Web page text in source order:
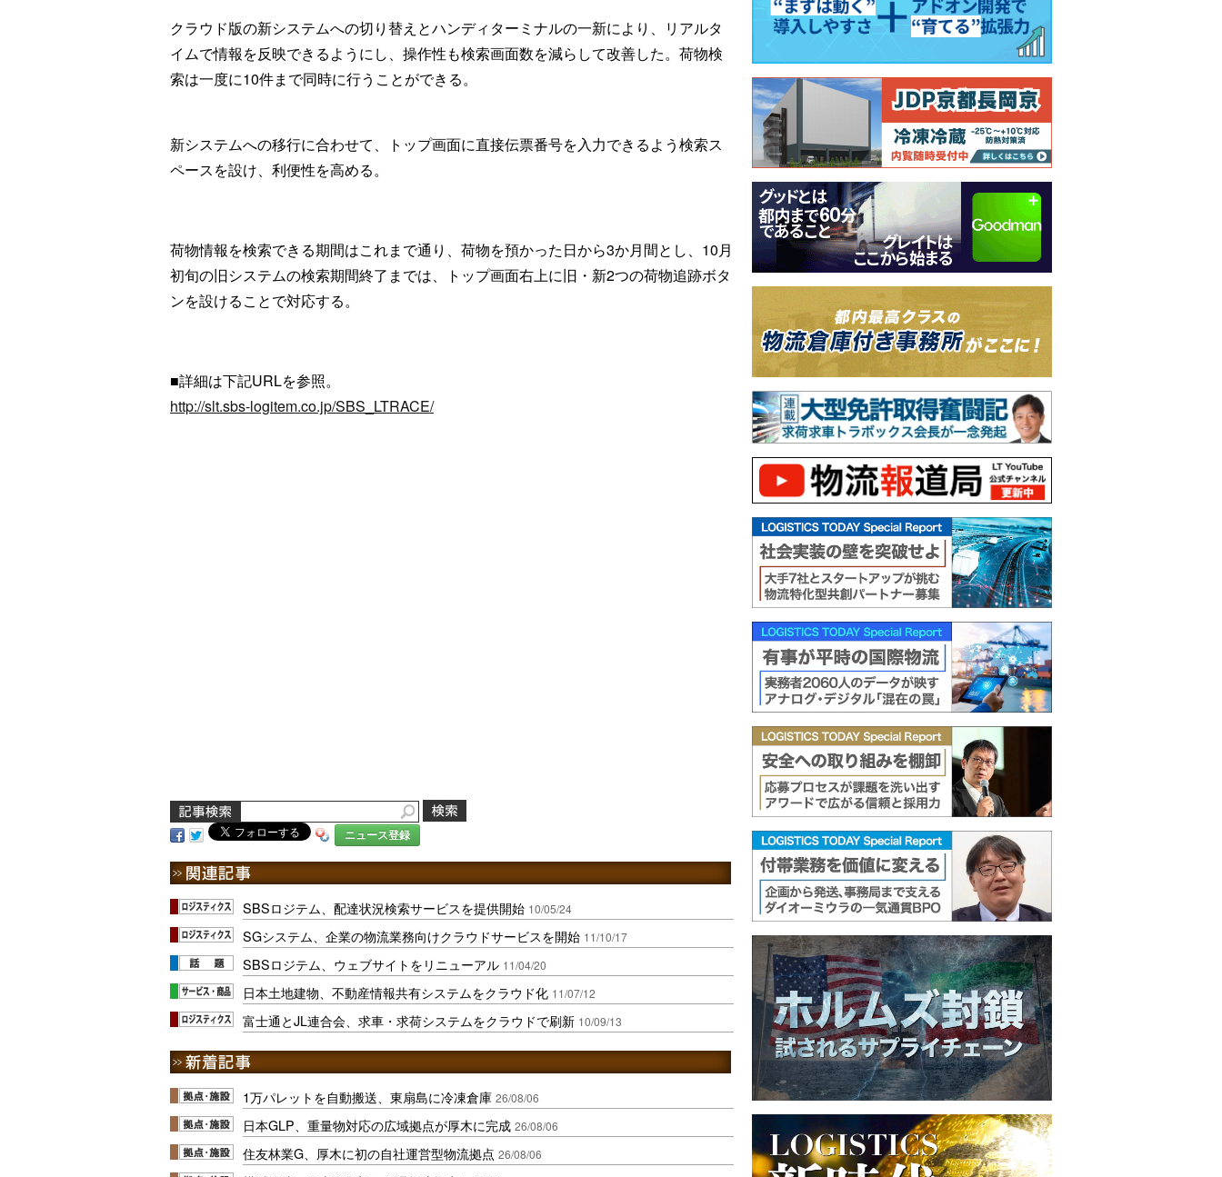
クラウド版の新システムへの切り替えとハンディターミナルの一新により、リアルタ
イムで情報を反映できるようにし、操作性も検索画面数を減らして改善した。荷物検
索は一度に10件まで同時に行うことができる。
新システムへの移行に合わせて、トップ画面に直接伝票番号を入力できるよう検索ス
ペースを設け、利便性を高める。
荷物情報を検索できる期間はこれまで通り、荷物を預かった日から3か月間とし、10月
初旬の旧システムの検索期間終了までは、トップ画面右上に旧・新2つの荷物追跡ボタ
ンを設けることで対応する。
■詳細は下記URLを参照。
http://slt.sbs-logitem.co.jp/SBS_LTRACE/
ニュース登録
SBSロジテム、配達状況検索サービスを提供開始 10/05/24
SGシステム、企業の物流業務向けクラウドサービスを開始 11/10/17
SBSロジテム、ウェブサイトをリニューアル 11/04/20
日本土地建物、不動産情報共有システムをクラウド化 11/07/12
富士通とJL連合会、求車・求荷システムをクラウドで刷新 10/09/13
1万パレットを自動搬送、東扇島に冷凍倉庫 26/08/06
日本GLP、重量物対応の広域拠点が厚木に完成 26/08/06
住友林業G、厚木に初の自社運営型物流拠点 26/08/06